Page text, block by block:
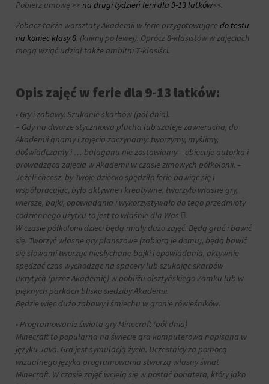
Pobierz umowę >>na drugi tydzień ferii dla 9-13 latków<<.
Zobacz także warsztaty Akademii w ferie przygotowujące do testu
na koniec klasy 8. (kliknij po lewej). Oprócz 8-klasistów w zajęciach
mogą wziąć udział także ambitni 7-klasiści.
Opis zajęć w ferie dla 9-13 latków:
• Gry i zabawy. Szukanie skarbów (pół dnia).
– Gdy na dworze styczniowa plucha lub szaleje zawierucha, do
Akademii gnamy i zajęcia zaczynamy: tworzymy, myślimy,
doświadczamy i … bałaganu nie zostawiamy – obiecuje autorka i
prowadząca zajęcia w Akademii w czasie zimowych półkolonii. –
Jeżeli chcesz, by Twoje dziecko spędziło ferie bawiąc się i
współpracując, było aktywne i kreatywne, tworzyło własne gry,
wiersze, bajki, opowiadania i wykorzystywało do tego przedmioty
codziennego użytku to jest to właśnie dla Was .
W czasie półkolonii dzieci będą miały dużo zajęć. Będą grać i bawić
się. Tworzyć własne gry planszowe (zabiorą je domu), będą bawić
się słowami tworząc niesłychane bajki i opowiadania, aktywnie
spędzać czas wychodząc na spacery lub szukając skarbów
ukrytych (przez Akademię) w pobliżu olsztyńskiego Zamku lub w
pięknych parkach blisko siedziby Akademii.
Będzie więc dużo zabawy i śmiechu w gronie rówieśników.
• Programowanie świata gry Minecraft (pół dnia)
Minecraft to popularna na świecie gra komputerowa napisana w
języku Java. Gra jest symulacją życia. Uczestnicy za pomocą
wizualnego języka programowania stworzą własny świat
Minecraft. W czasie zajęć wcielą się w postać bohatera, który jako
analitycznych
Google
Analytics).
Zarządza
związane
reklamami
ciasteczka
targetowania
śledzenia)
mogą
przechowywane
przetwarzane
potrzeby
reklamowych.
Personalizacja
reklam
działań.
różne
sesyjne
(tymczasowe)
trwałe
(długoterminowe).
Pomagają
spersonalizować
wrażenia
przeglądania,
mogą
również
śledzić
zachowanie
online.
Zgoda
odnosi
zgody,
którą
witryny
muszą
uzyskać